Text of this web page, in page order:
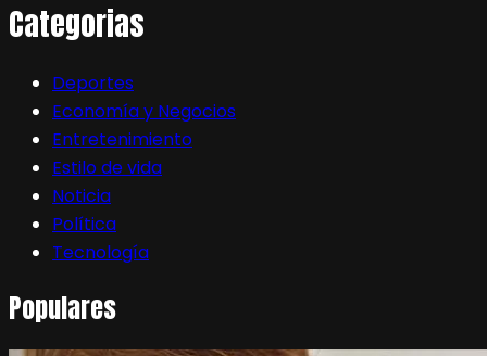
Categorias
Deportes
Economía y Negocios
Entretenimiento
Estilo de vida
Noticia
Política
Tecnología
Populares